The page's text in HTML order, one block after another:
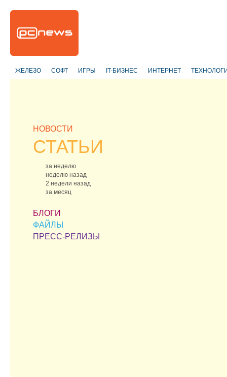
ЖЕЛЕЗО СОФТ ИГРЫ IT-БИЗНЕС ИНТЕРНЕТ
НОВОСТИ
СТАТЬИ
за неделю
неделю назад
2 недели назад
за месяц
БЛОГИ
ФАЙЛЫ
ПРЕСС-РЕЛИЗЫ